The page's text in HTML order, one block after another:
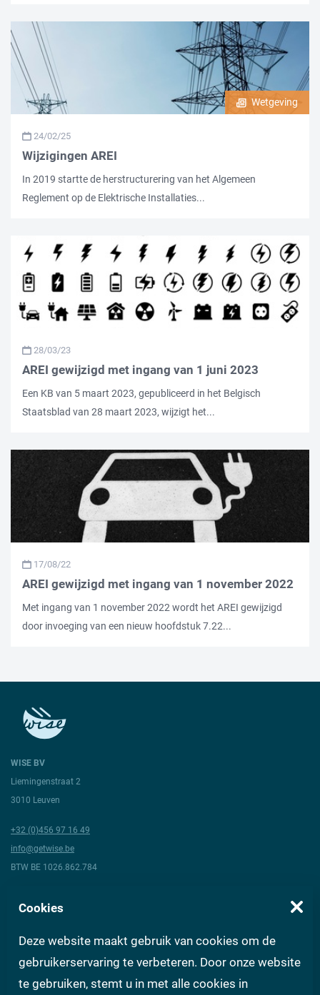
Wetgeving
24/02/25
Wijzigingen AREI
In 2019 startte de herstructurering van het Algemeen
Reglement op de Elektrische Installaties...
28/03/23
AREI gewijzigd met ingang van 1 juni 2023
Een KB van 5 maart 2023, gepubliceerd in het Belgisch
Staatsblad van 28 maart 2023, wijzigt het...
17/08/22
AREI gewijzigd met ingang van 1 november 2022
Met ingang van 1 november 2022 wordt het AREI gewijzigd
door invoeging van een nieuw hoofdstuk 7.22...
WISE BV
Liemingenstraat 2
3010 Leuven
+32 (0)456 97 16 49
info@getwise.be
BTW BE 1026.862.784
Over Wise Algemene voorwaarden
Contact Privacy Gebruiksvoorwaarden
Cookies
Deze website maakt gebruik van cookies om de
gebruikerservaring te verbeteren. Door onze website
te gebruiken, stemt u in met alle cookies in